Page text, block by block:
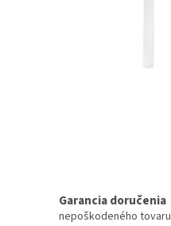
Garancia doručenia
nepoškodeného tovaru